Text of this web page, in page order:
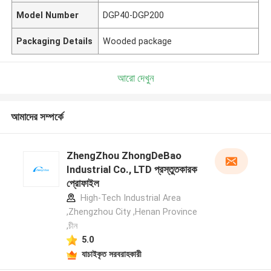
Model Number DGP40-DGP200
Packaging Details Wooded package
আরো দেখুন
আমাদের সম্পর্কে
ZhengZhou ZhongDeBao
Industrial Co., LTD প্রস্তুতকারক
প্রোফাইল
High-Tech Industrial Area
,Zhengzhou City ,Henan Province
,চীন
5.0
যাচাইকৃত সরবরাহকারী